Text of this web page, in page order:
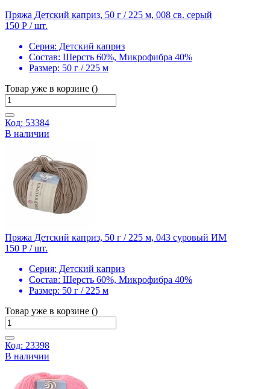
Пряжа Детский каприз, 50 г / 225 м, 008 св. серый
150 Р / шт.
Серия: Детский каприз
Состав: Шерсть 60%, Микрофибра 40%
Размер: 50 г / 225 м
Товар уже в корзине ()
Код: 53384
В наличии
Пряжа Детский каприз, 50 г / 225 м, 043 суровый ИМ
150 Р / шт.
Серия: Детский каприз
Состав: Шерсть 60%, Микрофибра 40%
Размер: 50 г / 225 м
Товар уже в корзине ()
Код: 23398
В наличии